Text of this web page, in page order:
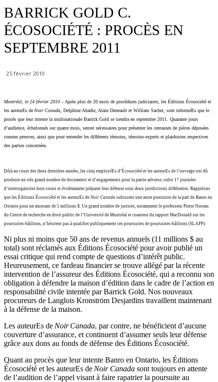
BARRICK GOLD C.
ÉCOSOCIÉTÉ : PROCÈS EN
SEPTEMBRE 2011
25 février 2010
Montréal, le 24 février 2010 – Après plus de 20 mois de procédures judiciaires, les Éditions Écosociété et
les auteurEs de Noir Canada , Delphine Abadie, Alain Deneault et William Sacher, sont informéEs que le
procès que leur intente la multinationale Barrick Gold se tiendra en septembre 2011. Quarante jours
d’audience, échelonnés sur quatre mois, seront nécessaires pour présenter les centaines de pièces déposées
comme preuves, ainsi que pour entendre les différents témoins, témoins-experts et plaidoiries respectives
des parties concernées.
Déjà au cours des deux dernières années, les cinq employéEs d’Écosociété et les auteurEs de l’ouvrage ont dû
produire un très grand nombre de documents et d’engagements pour la partie adverse, subir 17 journées
d’interrogatoires hors-cours et évidemment préparer leur défense sous deux juridictions différentes. Rappelons
que les Éditions Écosociété et les auteurEs de Noir Canada subissent une autre poursuite de la part de Banro en
Ontario pour un montant de 5 millions $. Un grand nombre de juristes, notamment le professeur Pierre Noreau
du Centre de recherche en droit public de l’Université de Montréal et coauteur du rapport MacDonald sur les
poursuites-bâillons, n’hésitent pas à qualifier publiquement ces poursuites de poursuites-bâillons (SLAPP).
Ni plus ni moins que 50 ans de revenus annuels (11 millions $ au
total) sont réclamés aux Éditions Écosociété pour avoir publié un
essai critique qui rend compte de questions d’intérêt public.
Heureusement, ce fardeau financier se trouve allégé par la récente
intervention de l’assureur des Éditions Écosociété, qui a reconnu son
obligation à défendre la maison d’édition dans le cadre de l’action en
responsabilité civile intentée par Barrick Gold. Nos nouveaux
procureurs de Langlois Kronström Desjardins travaillent maintenant
à la défense de la maison.
Les auteurEs de Noir Canada, par contre, ne bénéficient d’aucune
couverture d’assurance, et continuent d’assumer seuls leur défense
grâce aux dons au fonds de défense des Éditions Écosociété.
Quant au procès que leur intente Banro en Ontario, les Éditions
Écosociété et les auteurEs de Noir Canada sont toujours en attente
de l’audition de l’appel visant à faire rapatrier la poursuite au